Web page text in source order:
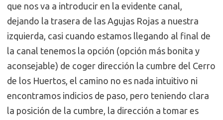
que nos va a introducir en la evidente canal,
dejando la trasera de las Agujas Rojas a nuestra
izquierda, casi cuando estamos llegando al final de
la canal tenemos la opción (opción más bonita y
aconsejable) de coger dirección la cumbre del Cerro
de los Huertos, el camino no es nada intuitivo ni
encontramos indicios de paso, pero teniendo clara
la posición de la cumbre, la dirección a tomar es